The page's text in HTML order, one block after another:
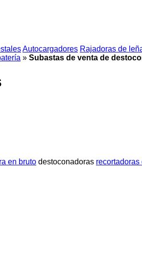
Autocargadores Rajadoras de
» Subastas de venta de
en bruto destoconadoras recortadoras